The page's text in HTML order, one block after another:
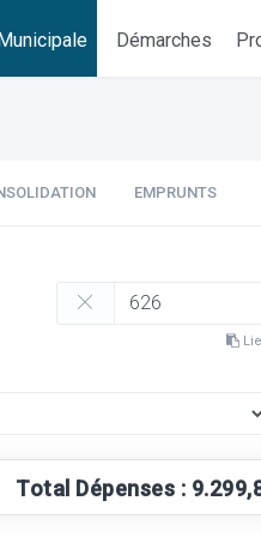
Démarches
EMPRUNTS
Total Dépenses :